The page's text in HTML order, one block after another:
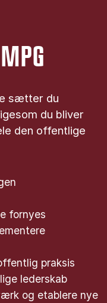
sætter du
du bliver
den offentlige
fornyes
praksis
lederskab
og etablere nye